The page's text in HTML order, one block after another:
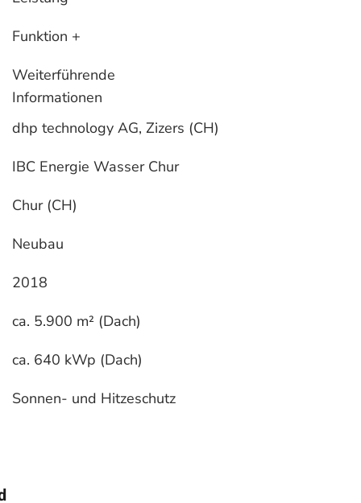
Funktion +
Weiterführende
Informationen
dhp technology AG, Zizers (CH)
IBC Energie Wasser Chur
Chur (CH)
Neubau
2018
ca. 5.900 m² (Dach)
ca. 640 kWp (Dach)
Sonnen- und Hitzeschutz